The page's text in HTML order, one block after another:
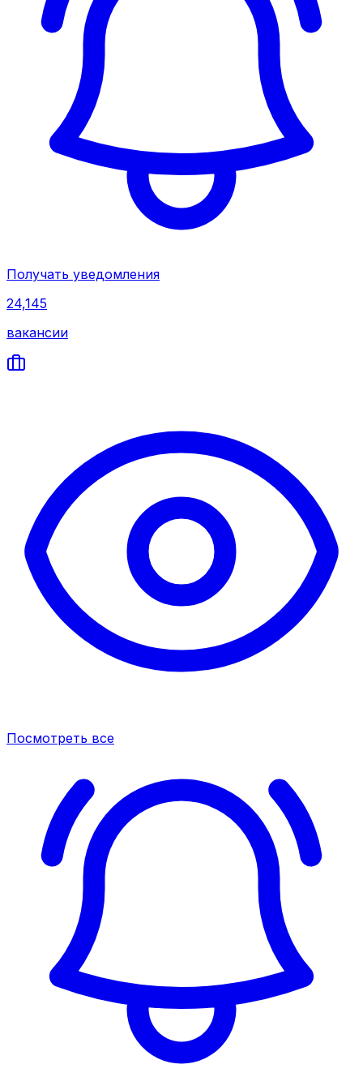
Получать уведомления
24,145
вакансии
Посмотреть все